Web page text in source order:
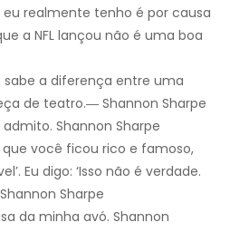
eu realmente tenho é por causa
a NFL lançou não é uma boa
sabe a diferença entre uma
de teatro.― Shannon Sharpe
Shannon Sharpe
que você ficou rico e famoso,
Eu digo: ‘Isso não é verdade.
Sharpe
da minha avó. Shannon